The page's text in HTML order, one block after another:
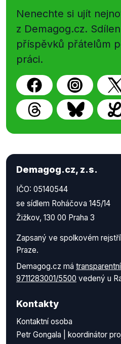
Nenechte si ujít
z Demagog.cz.
příspěvků přátelům
práci.
Demagog.cz, z.s.
IČO: 05140544
se sídlem Roháčova 145/14
Žižkov, 130 00 Praha 3
Zapsaný ve spolkovém
Praze.
Demagog.cz má
9711283001/5500 vedený u
Kontakty
Kontaktní osoba
Petr Gongala | koordinátor